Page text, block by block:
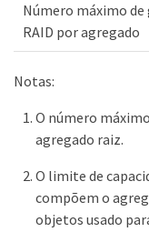
Número máximo de
RAID por agregado
Notas:
O número
agregado raiz.
O limite de
compõem o
objetos usado